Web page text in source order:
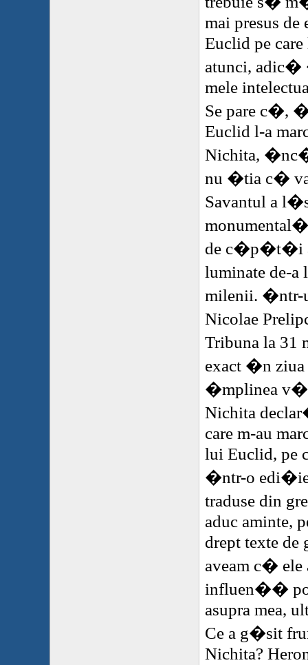
mai presus de
Euclidpe care
atunci,
mele
Se pare c�,
Euclidl-a
Nichita,
nu �tia c� va
Savantul a
monumental�
de c�p�t�i
luminate de-
milenii. �ntr-
Nicolae
Tribuna la 31
exact �n
�mplinea
Nichita
care m-au
lui Euclid, pe
�ntr-o edi�ie
traduse din
aduc aminte,
drept texte de
aveam c� ele
influen��
asupra mea,
Ce a g�sit
Nichita?